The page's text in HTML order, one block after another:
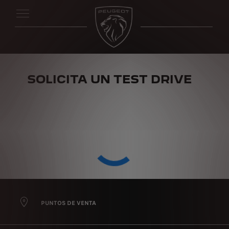
SOLICITA UN TEST DRIVE
PUNTOS DE VENTA